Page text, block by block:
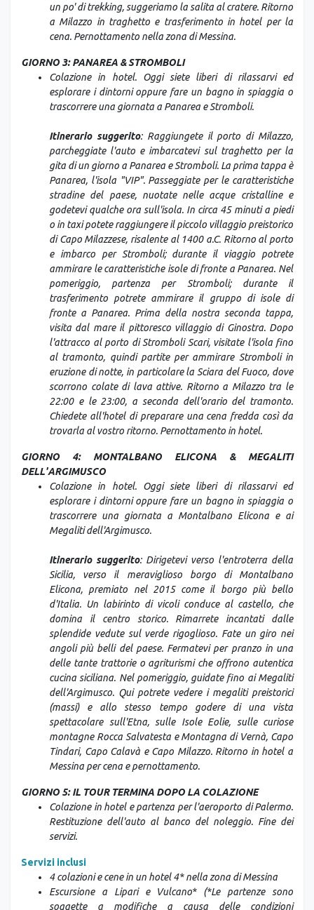
un po' di trekking, suggeriamo la salita al cratere. Ritorno
a Milazzo in traghetto e trasferimento in hotel per la
cena. Pernottamento nella zona di Messina.
GIORNO 3: PANAREA & STROMBOLI
Colazione in hotel. Oggi siete liberi di rilassarvi ed
esplorare i dintorni oppure fare un bagno in spiaggia o
trascorrere una giornata a Panarea e Stromboli.
Itinerario suggerito: Raggiungete il porto di Milazzo,
parcheggiate l'auto e imbarcatevi sul traghetto per la
gita di un giorno a Panarea e Stromboli. La prima tappa è
Panarea, l'isola "VIP". Passeggiate per le caratteristiche
stradine del paese, nuotate nelle acque cristalline e
godetevi qualche ora sull'isola. In circa 45 minuti a piedi
o in taxi potete raggiungere il piccolo villaggio preistorico
di Capo Milazzese, risalente al 1400 a.C. Ritorno al porto
e imbarco per Stromboli; durante il viaggio potrete
ammirare le caratteristiche isole di fronte a Panarea. Nel
pomeriggio, partenza per Stromboli; durante il
trasferimento potrete ammirare il gruppo di isole di
fronte a Panarea. Prima della nostra seconda tappa,
visita dal mare il pittoresco villaggio di Ginostra. Dopo
l'attracco al porto di Stromboli Scari, visitate l'isola fino
al tramonto, quindi partite per ammirare Stromboli in
eruzione di notte, in particolare la Sciara del Fuoco, dove
scorrono colate di lava attive. Ritorno a Milazzo tra le
22:00 e le 23:00, a seconda dell'orario del tramonto.
Chiedete all'hotel di preparare una cena fredda così da
trovarla al vostro ritorno. Pernottamento in hotel.
GIORNO 4: MONTALBANO ELICONA & MEGALITI
DELL'ARGIMUSCO
Colazione in hotel. Oggi siete liberi di rilassarvi ed
esplorare i dintorni oppure fare un bagno in spiaggia o
trascorrere una giornata a Montalbano Elicona e ai
Megaliti dell'Argimusco.
Itinerario suggerito: Dirigetevi verso l'entroterra della
Sicilia, verso il meraviglioso borgo di Montalbano
Elicona, premiato nel 2015 come il borgo più bello
d'Italia. Un labirinto di vicoli conduce al castello, che
domina il centro storico. Rimarrete incantati dalle
splendide vedute sul verde rigoglioso. Fate un giro nei
angoli più belli del paese. Fermatevi per pranzo in una
delle tante trattorie o agriturismi che offrono autentica
cucina siciliana. Nel pomeriggio, guidate fino ai Megaliti
dell'Argimusco. Qui potrete vedere i megaliti preistorici
(massi) e allo stesso tempo godere di una vista
spettacolare sull'Etna, sulle Isole Eolie, sulle curiose
montagne Rocca Salvatesta e Montagna di Vernà, Capo
Tindari, Capo Calavà e Capo Milazzo. Ritorno in hotel a
Messina per cena e pernottamento.
GIORNO 5: IL TOUR TERMINA DOPO LA COLAZIONE
Colazione in hotel e partenza per l'aeroporto di Palermo.
Restituzione dell'auto al banco del noleggio. Fine dei
servizi.
Servizi inclusi
4 colazioni e cene in un hotel 4* nella zona di Messina
Escursione a Lipari e Vulcano* (*Le partenze sono
soggette a modifiche a causa delle condizioni